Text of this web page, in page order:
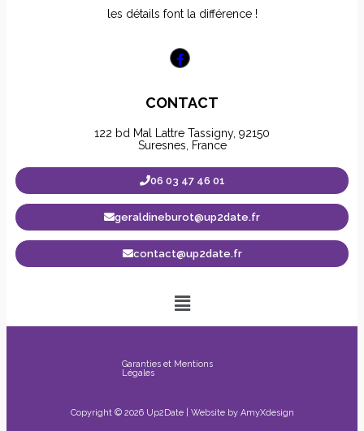
les détails font la différence !
CONTACT
122 bd Mal Lattre Tassigny, 92150
Suresnes, France
06 03 47 46 01
geraldineburot@up2date.fr
contact@up2date.fr
Garanties et Mentions
Légales
Copyright © 2026 Up2Date | Website by AmyXdesign